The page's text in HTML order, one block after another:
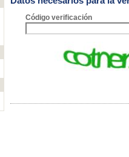
Código verificación